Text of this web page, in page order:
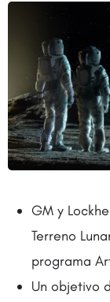
GM y
Terreno
programa
Un objetivo